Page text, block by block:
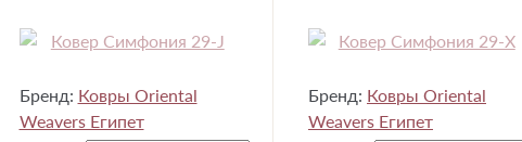
Бренд: Ковры Oriental
Weavers Египет
Бренд: Ковры Oriental
Weavers Египет